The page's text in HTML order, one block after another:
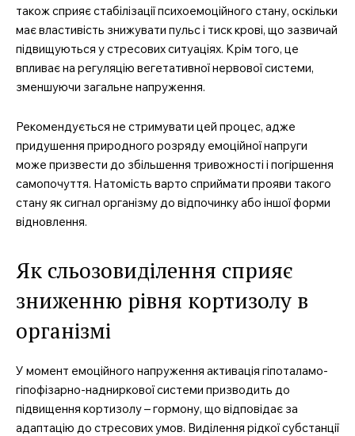
також сприяє стабілізації психоемоційного стану, оскільки
має властивість знижувати пульс і тиск крові, що зазвичай
підвищуються у стресових ситуаціях. Крім того, це
впливає на регуляцію вегетативної нервової системи,
зменшуючи загальне напруження.
Рекомендується не стримувати цей процес, адже
придушення природного розряду емоційної напруги
може призвести до збільшення тривожності і погіршення
самопочуття. Натомість варто сприймати прояви такого
стану як сигнал організму до відпочинку або іншої форми
відновлення.
Як сльозовиділення сприяє
зниженню рівня кортизолу в
організмі
У момент емоційного напруження активація гіпоталамо-
гіпофізарно-надниркової системи призводить до
підвищення кортизолу – гормону, що відповідає за
адаптацію до стресових умов. Виділення рідкої субстанції